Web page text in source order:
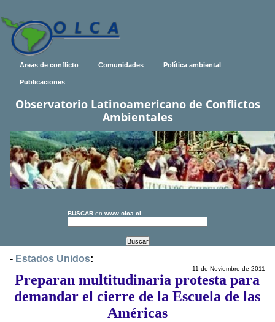
Areas de conflicto Comunidades Política ambiental
Publicaciones
Observatorio Latinoamericano de Conflictos
Ambientales
BUSCAR en www.olca.cl
- Estados Unidos:
11 de Noviembre de 2011
Preparan multitudinaria protesta para
demandar el cierre de la Escuela de las
Américas